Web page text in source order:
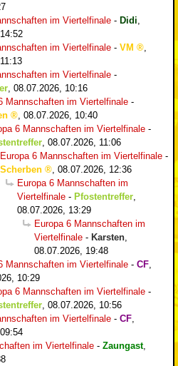
im Viertelfinale - Didi
im Viertelfinale - VM
im Viertelfinale -
08.07.2026, 10:16
Mannschaften im Viertelfinale -
08.07.2026, 10:40
6 Mannschaften im Viertelfinale -
08.07.2026, 11:06
Europa 6 Mannschaften im Viertelfinale -
Scherben
08.07.2026, 12:36
Europa 6 Mannschaften im
Viertelfinale - Pfostentreffer
08.07.2026, 13:29
Europa 6 Mannschaften im
Viertelfinale - Karsten
08.07.2026, 19:48
Mannschaften im Viertelfinale - CF
10:29
6 Mannschaften im Viertelfinale -
08.07.2026, 10:56
im Viertelfinale - CF
im Viertelfinale - Zaungast,